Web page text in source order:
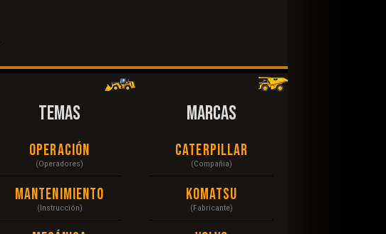
TEMAS
Operación
(Operadores)
Mantenimiento
(Instrucción)
MARCAS
Caterpillar
(Compañia)
Komatsu
(Fabricante)